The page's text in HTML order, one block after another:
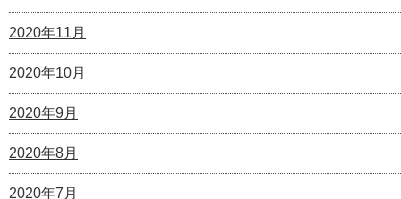
2020年11月
2020年10月
2020年9月
2020年8月
2020年7月